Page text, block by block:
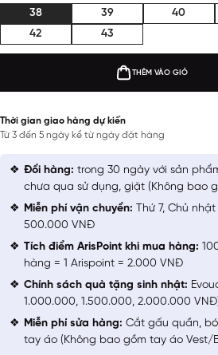
38 39 40
42
43
THÊM VÀO GIỎ
Thời gian giao hàng dự kiến
Từ 3 đến 5 ngày kể từ ngày đặt hàng
Đổi hàng: trong 30 ngày với sản
chưa qua sử dụng, giặt (Không bao
Miễn phí vận chuyển: Thứ 7, Chủ
500.000 VNĐ
Tích điểm ArisPoint khi mua hàng:
hàng = 1 Arispoint = 2.000 VNĐ
Chính sách quà tặng sinh nhật:
1.000.000, 1.500.000, 2.000.000
Miễn phí sửa hàng: Cắt gấu quần,
tay áo (Không bao gồm tay áo Vest/